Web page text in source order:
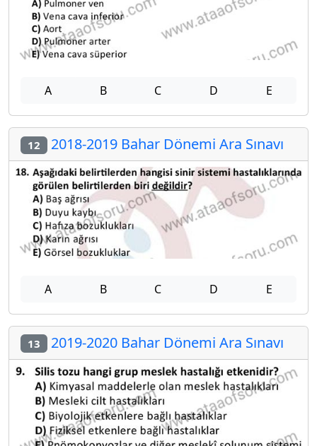
A B C D E
12 2018-2019 Bahar Dönemi Ara Sınavı
A B C D E
13 2019-2020 Bahar Dönemi Ara Sınavı